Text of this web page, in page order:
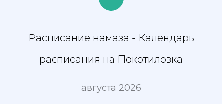
Расписание намаза - Календарь
расписания на Покотиловка
августа 2026